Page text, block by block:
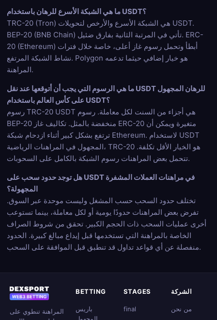
ما هي الشبكة الأسرع للرهان باستخدام USDT؟
TRC-20 (Tron) هي الشبكة الأسرع والأرخص لتحويلات USDT.
BEP-20 (BNB Chain) تأتي في المرتبة الثانية بفارق ضئيل. ERC-
20 (Ethereum) أبطأ وتحمل رسوم غاز أعلى، خاصة خلال فترات
نشاط الشبكة المرتفع. Polygon هو خيار إضافي حيثما تدعمه
المراهنة.
ما هي الرسوم التي يجب أن أتوقعها عند نقل USDT للرهان المجهول
على كأس العالم باستخدام USDT؟
رسوم TRC-20 USDT هي أجزاء من السنت لكل معاملة. رسوم
BEP-20 منخفضة بالمثل. تكاليف غاز ERC-20 متغيرة ويمكن أن
ترتفع بشكل كبير أثناء ازدحام شبكة Ethereum. لاستخدام USDT
المجهول في المراهنات الرياضية، TRC-20 هو الخيار الأقل تكلفة.
تتحمل بعض المراهنات رسوم الشبكة بالكامل على السحوبات.
هل توجد حدود سحب على USDT في مراهنات العملات المشفرة
المجهولة؟
تختلف حدود السحب حسب المشغل وليست موحدة عبر السوق.
تفرض بعض المراهنات حدودًا يومية أو لكل معاملة، بينما تستوعب
أخرى عمليات السحب ذات الحجم الكبير. تحقق من شروط الصراف
الخاصة بالمراهنة التي تستخدمها قبل إيداع مبالغ كبيرة. الحدود
منفصلة عن أي قواعد تداول قد تنطبق قبل الموافقة على السحب.
المراهنة تنطوي على
BETTING
باريس
STAGES
final
الشركة
من نحن